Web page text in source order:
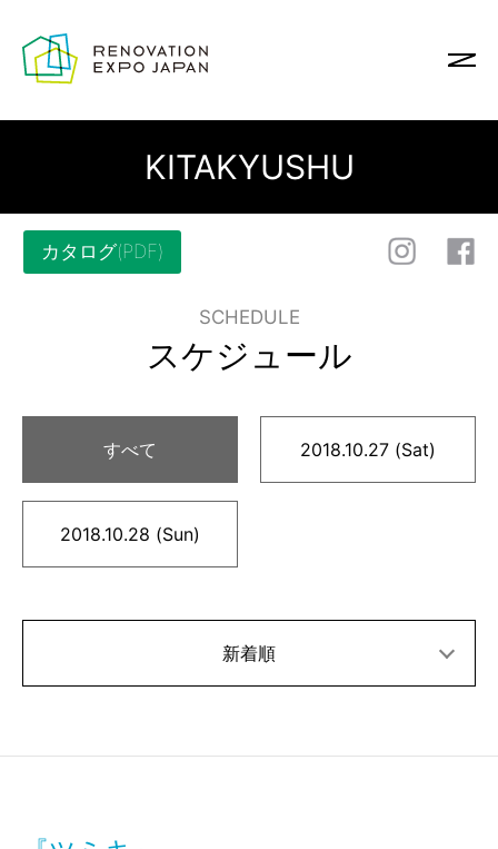
KITAKYUSHU
カタログ(PDF)
SCHEDULE
スケジュール
すべて 2018.10.27 (Sat)
2018.10.28 (Sun)
新着順